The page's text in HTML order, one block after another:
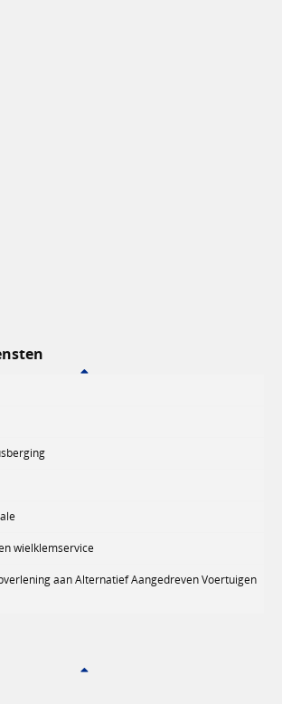
wielklemservice
aan Alternatief Aangedreven Voertuigen